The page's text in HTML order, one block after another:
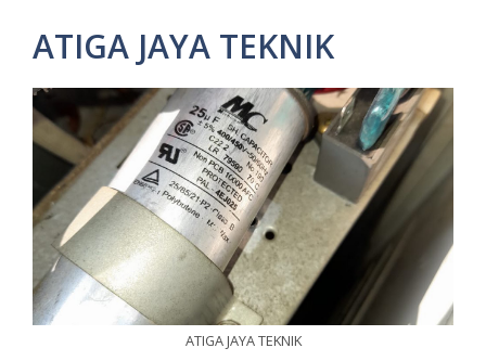
ATIGA JAYA TEKNIK
ATIGA JAYA TEKNIK